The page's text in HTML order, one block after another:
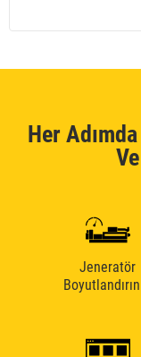
Her
Jeneratör
Boyutlandırın